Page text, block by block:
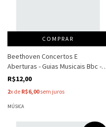
COMPRAR
Beethoven Concertos E
Aberturas - Guias Musicais Bbc -
Roger Fiske
R$12,00
2x de R$6,00sem juros
MÚSICA